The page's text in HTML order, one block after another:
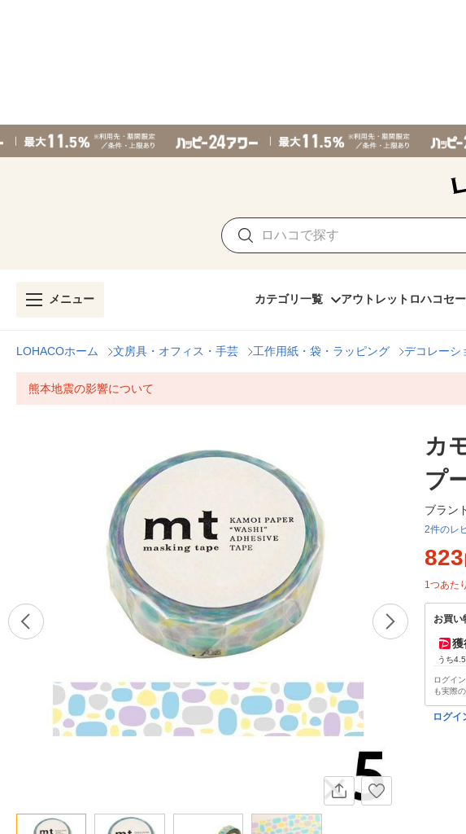
メニュー カテゴリ一覧 アウトレット ロハコセ
LOHACOホーム 文房具・オフィス・手芸 工作用紙・袋・ラッピング デコレーシ
熊本地震の影響について
カ
プ
ブラン
2件のレ
823
1つあたり
お買い
獲
うち
ログイ
も実際
ログイ